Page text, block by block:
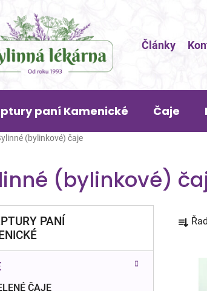
Články
paní Kamenické Čaje
(bylinkové) čaje
(bylinkové)
PANÍ
ČAJE
a